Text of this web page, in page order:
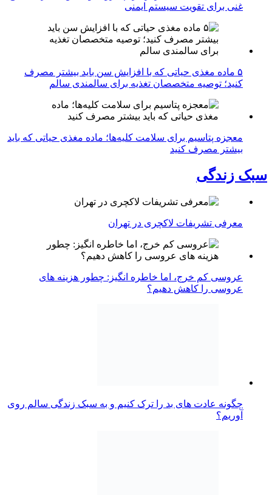
غنی برای تقویت سیستم ایمنی
۵ ماده مغذی حیاتی که با افزایش سن باید بیشتر مصرف
کنید؛ توصیه متخصصان تغذیه برای سالمندی سالم
معجزه پتاسیم برای سلامت کلیه‌ها؛ ماده مغذی حیاتی که باید
بیشتر مصرف کنید
سبک زندگی
معرفی تشریفات لاکچری در تهران
عروسی کم خرج، اما خاطره انگیز: چطور هزینه های
عروسی را کاهش دهیم؟
چگونه عادت‌ های بد را ترک کنیم و به سبک زندگی سالم روی
آوریم؟